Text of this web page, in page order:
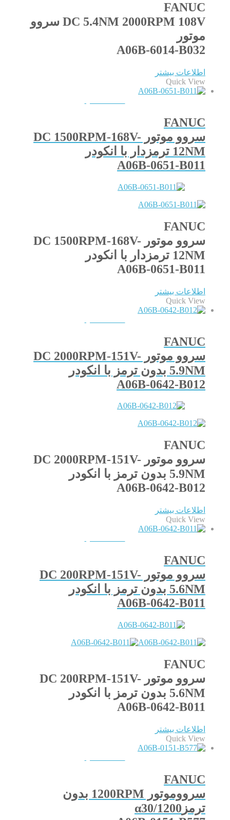
FANUC
DC 5.4NM 2000RPM 108V سروو
موتور
A06B-6014-B032
اطلاعات بیشتر
Quick View
FANUC
سروو موتور DC 1500RPM-168V-
12NM ترمزدار با انکودر
A06B-0651-B011
FANUC
سروو موتور DC 1500RPM-168V-
12NM ترمزدار با انکودر
A06B-0651-B011
اطلاعات بیشتر
Quick View
FANUC
سروو موتور DC 2000RPM-151V-
5.9NM بدون ترمز با انکودر
A06B-0642-B012
FANUC
سروو موتور DC 2000RPM-151V-
5.9NM بدون ترمز با انکودر
A06B-0642-B012
اطلاعات بیشتر
Quick View
FANUC
سروو موتور DC 200RPM-151V-
5.6NM بدون ترمز با انکودر
A06B-0642-B011
FANUC
سروو موتور DC 200RPM-151V-
5.6NM بدون ترمز با انکودر
A06B-0642-B011
اطلاعات بیشتر
Quick View
FANUC
سرووموتور 1200RPM بدون
ترمزα30/1200